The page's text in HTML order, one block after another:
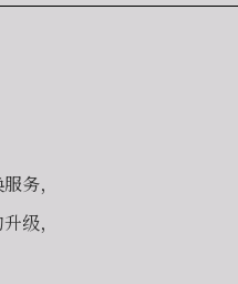
务，
级，